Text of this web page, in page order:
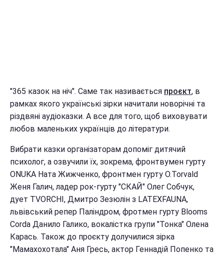
"365 казок на ніч". Саме так називається проєкт, в
рамках якого українські зірки начитали новорічні та
різдвяні аудіоказки. А все для того, щоб виховувати
любов маленьких українців до літератури.
Вибрати казки організаторам допоміг дитячий
психолог, а озвучили їх, зокрема, фронтвумен гурту
ONUKA Ната Жижченко, фронтмен гурту O.Torvald
Женя Галич, ладер рок-гурту "СКАЙ" Олег Собчук,
дует TVORCHI, Дмитро Зезюлін з LATEXFAUNA,
львівський репер Паліндром, фротмен гурту Blooms
Corda Данило Галико, вокалістка групи "Тонка" Олена
Карась. Також до проєкту долучилися зірка
"Мамахохотала" Аня Гресь, актор Геннадій Попенко та